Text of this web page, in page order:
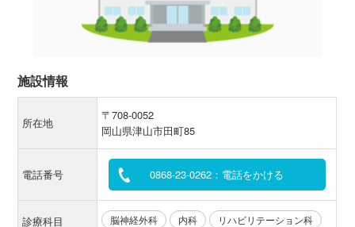
施設情報
所在地
〒708-0052
岡山県津山市田町85
電話番号 0868-23-0262：電話をかける
診療科目 脳神経外科 内科 リハビリテーション科